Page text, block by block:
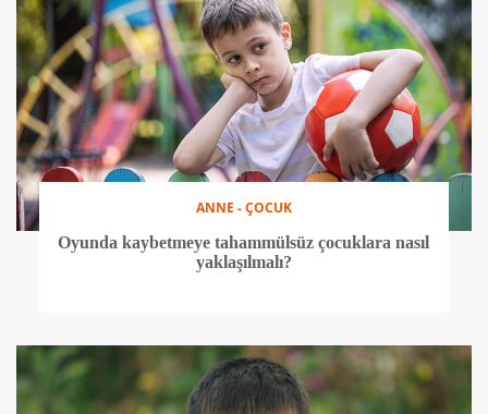
ANNE - ÇOCUK
Oyunda kaybetmeye tahammülsüz çocuklara nasıl
yaklaşılmalı?